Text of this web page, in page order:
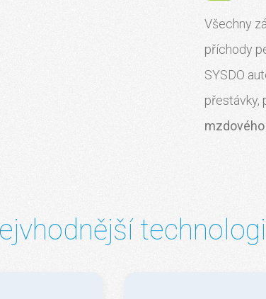
Všechny
příchody
SYSDO
přestávky,